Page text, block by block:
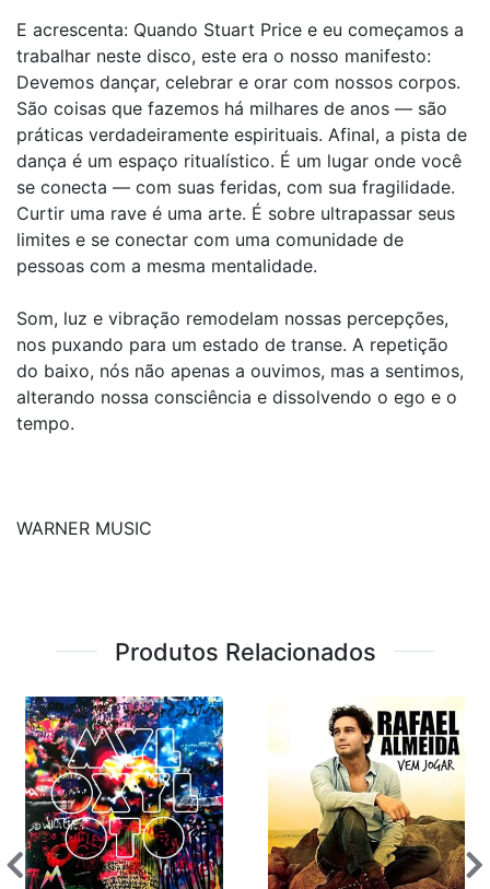
E acrescenta: Quando Stuart Price e eu começamos a
trabalhar neste disco, este era o nosso manifesto:
Devemos dançar, celebrar e orar com nossos corpos.
São coisas que fazemos há milhares de anos — são
práticas verdadeiramente espirituais. Afinal, a pista de
dança é um espaço ritualístico. É um lugar onde você
se conecta — com suas feridas, com sua fragilidade.
Curtir uma rave é uma arte. É sobre ultrapassar seus
limites e se conectar com uma comunidade de
pessoas com a mesma mentalidade.
Som, luz e vibração remodelam nossas percepções,
nos puxando para um estado de transe. A repetição
do baixo, nós não apenas a ouvimos, mas a sentimos,
alterando nossa consciência e dissolvendo o ego e o
tempo.
WARNER MUSIC
Produtos Relacionados